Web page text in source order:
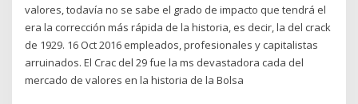
valores, todavía no se sabe el grado de impacto que tendrá el
era la corrección más rápida de la historia, es decir, la del crack
de 1929. 16 Oct 2016 empleados, profesionales y capitalistas
arruinados. El Crac del 29 fue la ms devastadora cada del
mercado de valores en la historia de la Bolsa